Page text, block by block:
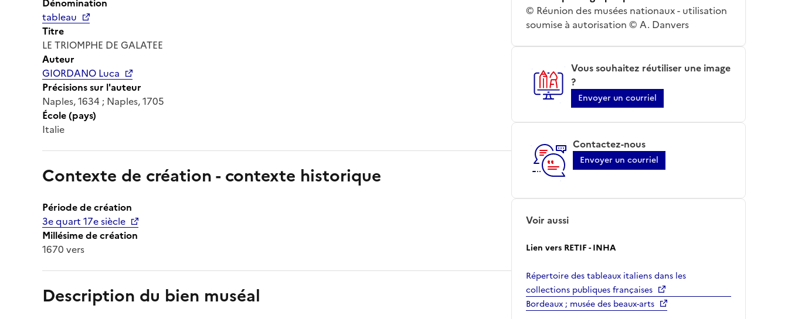
tableau
Titre
LE TRIOMPHE DE GALATEE
Auteur
GIORDANO Luca
Précisions sur l'auteur
Naples, 1634 ; Naples, 1705
École (pays)
Italie
Contexte de création - contexte historique
Période de création
3e quart 17e siècle
Millésime de création
1670 vers
Description du bien muséal
© Réunion des musées nationaux - utilisation
soumise à autorisation © A. Danvers
Vous souhaitez réutiliser une image
?
Envoyer un courriel
Contactez-nous
Envoyer un courriel
Voir aussi
Lien vers RETIF - INHA
Répertoire des tableaux italiens dans les
collections publiques françaises
Bordeaux ; musée des beaux-arts